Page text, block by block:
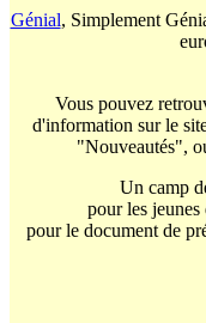
Génial, Simplement
Vous pouvez
d'information sur le
"Nouveautés",
Un camp
pour les jeunes
pour le document de